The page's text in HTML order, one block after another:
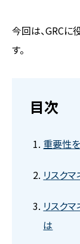
今回は、GRC
す。
目次
重要性
リスク
リスク
は